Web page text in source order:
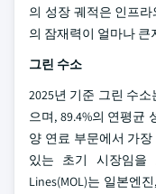
의 성장 궤적은 인프
의 잠재력이 얼마나 큰
그린 수소
2025년 기준 그린 수소
으며, 89.4%의 연평균
양 연료 부문에서 가
있는 초기 시장임을
Lines(MOL)는 일본엔